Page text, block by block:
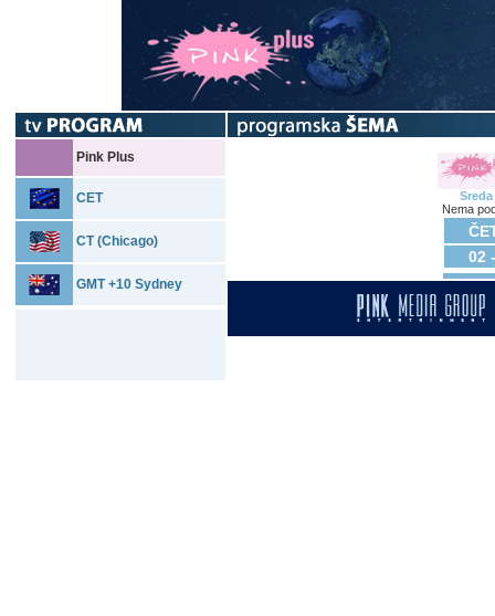
Pink Plus
CET
CT (Chicago)
GMT +10 Sydney
Sreda
Nema
02